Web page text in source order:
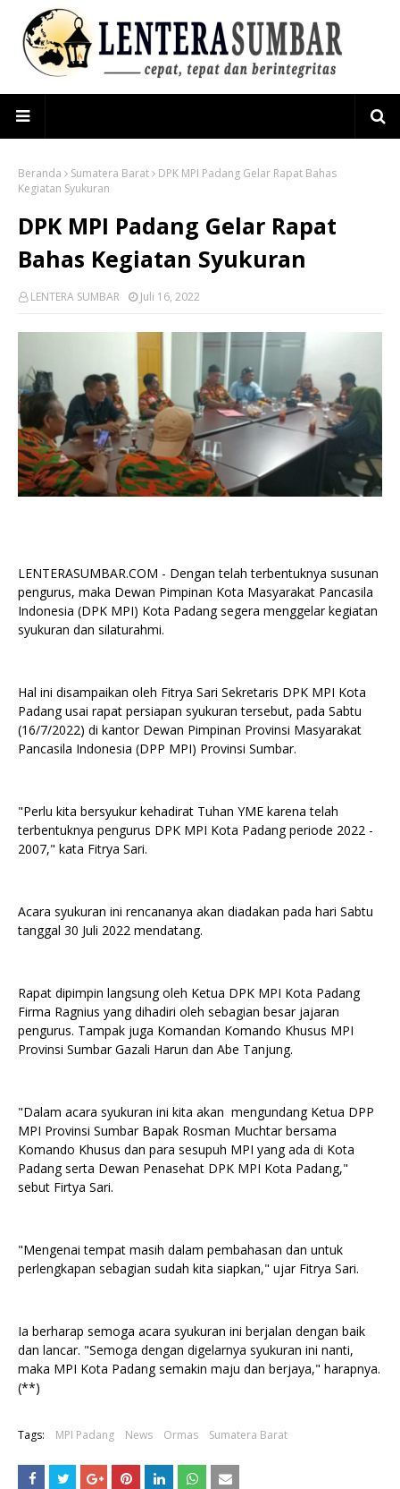
Beranda Sumatera Barat
DPK MPI Padang Gelar Rapat Bahas
Kegiatan Syukuran
DPK MPI Padang Gelar Rapat
Bahas Kegiatan Syukuran
LENTERA SUMBAR Juli 16, 2022
LENTERASUMBAR.COM - Dengan telah terbentuknya susunan
pengurus, maka Dewan Pimpinan Kota Masyarakat Pancasila
Indonesia (DPK MPI) Kota Padang segera menggelar kegiatan
syukuran dan silaturahmi.
Hal ini disampaikan oleh Fitrya Sari Sekretaris DPK MPI Kota
Padang usai rapat persiapan syukuran tersebut, pada Sabtu
(16/7/2022) di kantor Dewan Pimpinan Provinsi Masyarakat
Pancasila Indonesia (DPP MPI) Provinsi Sumbar.
"Perlu kita bersyukur kehadirat Tuhan YME karena telah
terbentuknya pengurus DPK MPI Kota Padang periode 2022 -
2007," kata Fitrya Sari.
Acara syukuran ini rencananya akan diadakan pada hari Sabtu
tanggal 30 Juli 2022 mendatang.
Rapat dipimpin langsung oleh Ketua DPK MPI Kota Padang
Firma Ragnius yang dihadiri oleh sebagian besar jajaran
pengurus. Tampak juga Komandan Komando Khusus MPI
Provinsi Sumbar Gazali Harun dan Abe Tanjung.
"Dalam acara syukuran ini kita akan mengundang Ketua DPP
MPI Provinsi Sumbar Bapak Rosman Muchtar bersama
Komando Khusus dan para sesupuh MPI yang ada di Kota
Padang serta Dewan Penasehat DPK MPI Kota Padang,"
sebut Firtya Sari.
"Mengenai tempat masih dalam pembahasan dan untuk
perlengkapan sebagian sudah kita siapkan," ujar Fitrya Sari.
Ia berharap semoga acara syukuran ini berjalan dengan baik
dan lancar. "Semoga dengan digelarnya syukuran ini nanti,
maka MPI Kota Padang semakin maju dan berjaya," harapnya.
(**)
Tags: MPI Padang News Ormas Sumatera Barat